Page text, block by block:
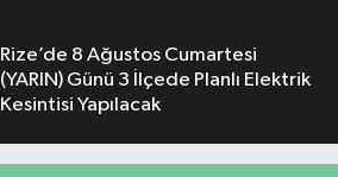
Rize’de 8 Ağustos Cumartesi
(YARIN) Günü 3 İlçede Planlı Elektrik
Kesintisi Yapılacak